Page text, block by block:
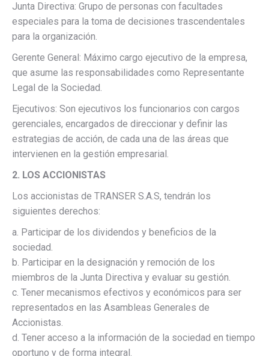
Junta Directiva: Grupo de personas con facultades
especiales para la toma de decisiones trascendentales
para la organización.
Gerente General: Máximo cargo ejecutivo de la empresa,
que asume las responsabilidades como Representante
Legal de la Sociedad.
Ejecutivos: Son ejecutivos los funcionarios con cargos
gerenciales, encargados de direccionar y definir las
estrategias de acción, de cada una de las áreas que
intervienen en la gestión empresarial.
2. LOS ACCIONISTAS
Los accionistas de TRANSER S.A.S, tendrán los
siguientes derechos:
a. Participar de los dividendos y beneficios de la
sociedad.
b. Participar en la designación y remoción de los
miembros de la Junta Directiva y evaluar su gestión.
c. Tener mecanismos efectivos y económicos para ser
representados en las Asambleas Generales de
Accionistas.
d. Tener acceso a la información de la sociedad en tiempo
oportuno y de forma integral.